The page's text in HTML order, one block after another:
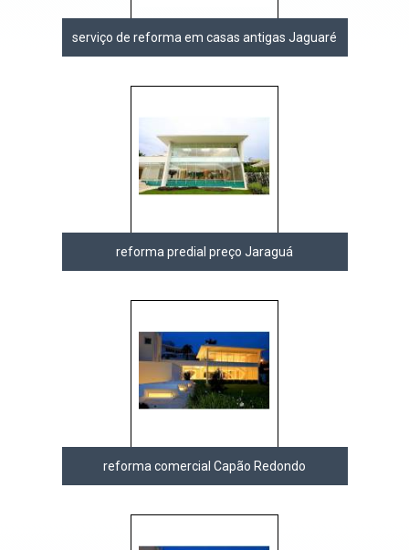
serviço de reforma em casas antigas Jaguaré
reforma predial preço Jaraguá
reforma comercial Capão Redondo